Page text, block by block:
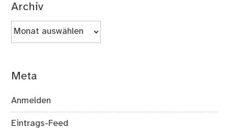
Archiv
Archiv
Meta
Anmelden
Eintrags-Feed